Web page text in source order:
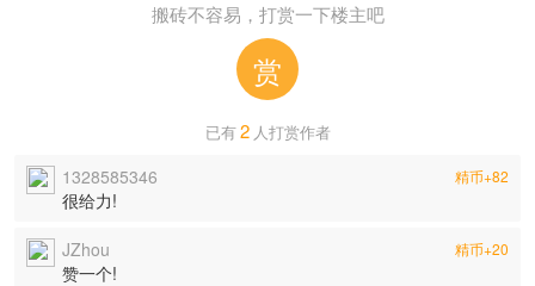
搬砖不容易，打赏一下楼主吧
赏
已有2 人打赏作者
精币+82
1328585346
很给力!
精币+20
JZhou
赞一个!